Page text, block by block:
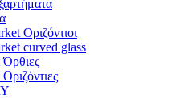
Οριζόντιοι
curved glass
Όρθιες